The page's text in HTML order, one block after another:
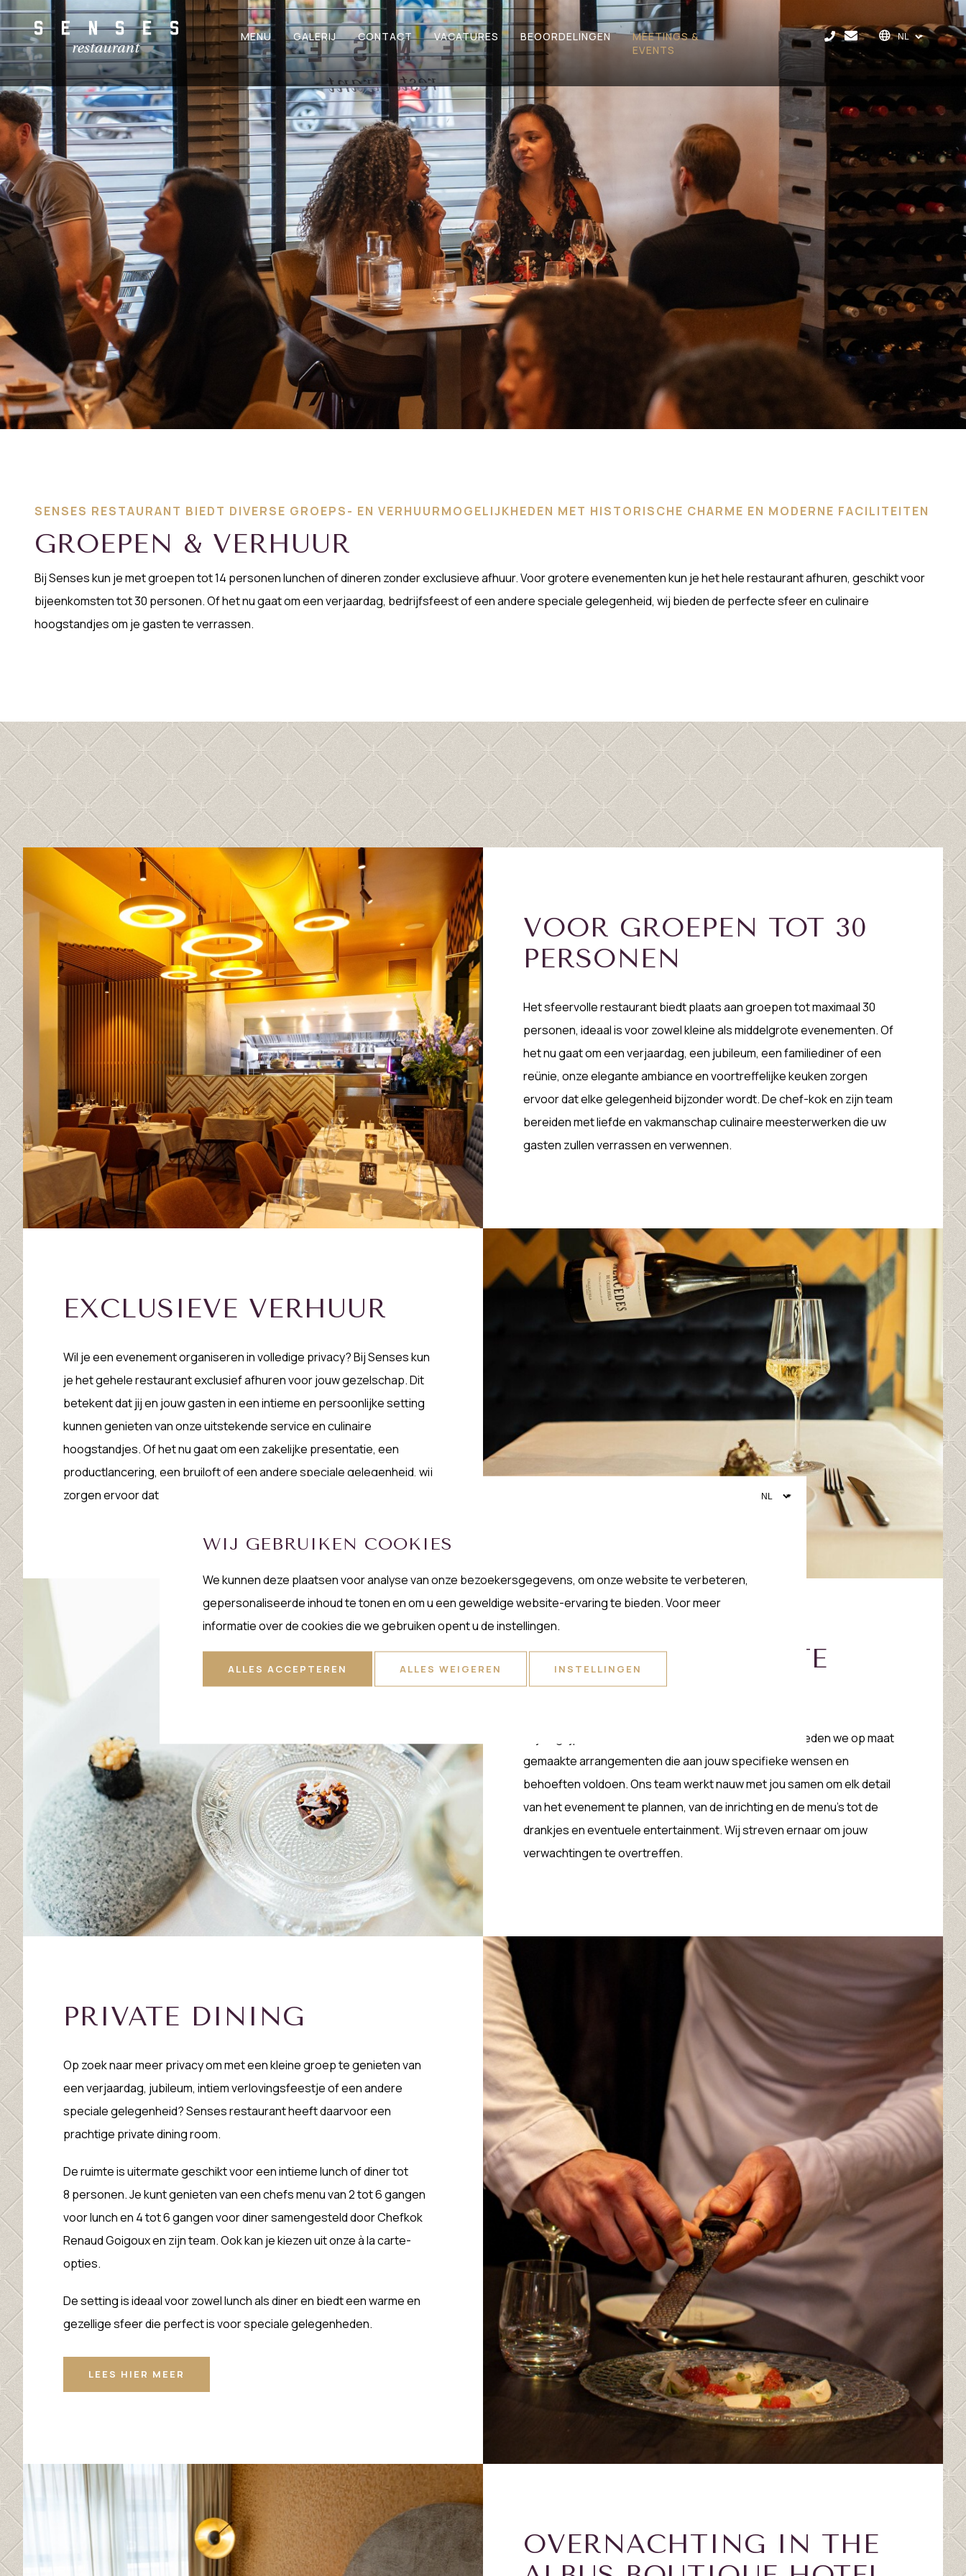
MENU GALERIJ CONTACT VACATURES BEOORDELINGEN
MEETINGS &
EVENTS
SENSES RESTAURANT BIEDT DIVERSE GROEPS- EN VERHUURMOGELIJKHEDEN MET HISTORISCHE CHARME EN MODERNE FACILITEITEN
GROEPEN & VERHUUR
Bij Senses kun je met groepen tot 14 personen lunchen of dineren zonder exclusieve afhuur. Voor grotere evenementen kun je het hele restaurant afhuren, geschikt voor
bijeenkomsten tot 30 personen. Of het nu gaat om een verjaardag, bedrijfsfeest of een andere speciale gelegenheid, wij bieden de perfecte sfeer en culinaire
hoogstandjes om je gasten te verrassen.
VOOR GROEPEN TOT 30
PERSONEN
Het sfeervolle restaurant biedt plaats aan groepen tot maximaal 30
personen, ideaal is voor zowel kleine als middelgrote evenementen. Of
het nu gaat om een verjaardag, een jubileum, een familiediner of een
reünie, onze elegante ambiance en voortreffelijke keuken zorgen
ervoor dat elke gelegenheid bijzonder wordt. De chef-kok en zijn team
bereiden met liefde en vakmanschap culinaire meesterwerken die uw
gasten zullen verrassen en verwennen.
EXCLUSIEVE VERHUUR
Wil je een evenement organiseren in volledige privacy? Bij Senses kun
je het gehele restaurant exclusief afhuren voor jouw gezelschap. Dit
betekent dat jij en jouw gasten in een intieme en persoonlijke setting
kunnen genieten van onze uitstekende service en culinaire
hoogstandjes. Of het nu gaat om een zakelijke presentatie, een
productlancering, een bruiloft of een andere speciale gelegenheid, wij
zorgen ervoor dat alles tot in de puntjes is geregeld.
OP MAAT GEMAAKTE
ARRANGEMENTEN
Wij begrijpen dat elk evenement uniek is en daarom bieden we op maat
gemaakte arrangementen die aan jouw specifieke wensen en
behoeften voldoen. Ons team werkt nauw met jou samen om elk detail
van het evenement te plannen, van de inrichting en de menu’s tot de
drankjes en eventuele entertainment. Wij streven ernaar om jouw
verwachtingen te overtreffen.
PRIVATE DINING
Op zoek naar meer privacy om met een kleine groep te genieten van
een verjaardag, jubileum, intiem verlovingsfeestje of een andere
speciale gelegenheid? Senses restaurant heeft daarvoor een
prachtige private dining room.
De ruimte is uitermate geschikt voor een intieme lunch of diner tot
8 personen. Je kunt genieten van een chefs menu van 2 tot 6 gangen
voor lunch en 4 tot 6 gangen voor diner samengesteld door Chefkok
Renaud Goigoux en zijn team. Ook kan je kiezen uit onze à la carte-
opties.
De setting is ideaal voor zowel lunch als diner en biedt een warme en
gezellige sfeer die perfect is voor speciale gelegenheden.
LEES HIER MEER
OVERNACHTING IN THE
WIJ GEBRUIKEN COOKIES
We kunnen deze plaatsen voor analyse van onze bezoekersgegevens, om onze website te verbeteren,
gepersonaliseerde inhoud te tonen en om u een geweldige website-ervaring te bieden. Voor meer
informatie over de cookies die we gebruiken opent u de instellingen.
ALLES ACCEPTEREN ALLES WEIGEREN INSTELLINGEN